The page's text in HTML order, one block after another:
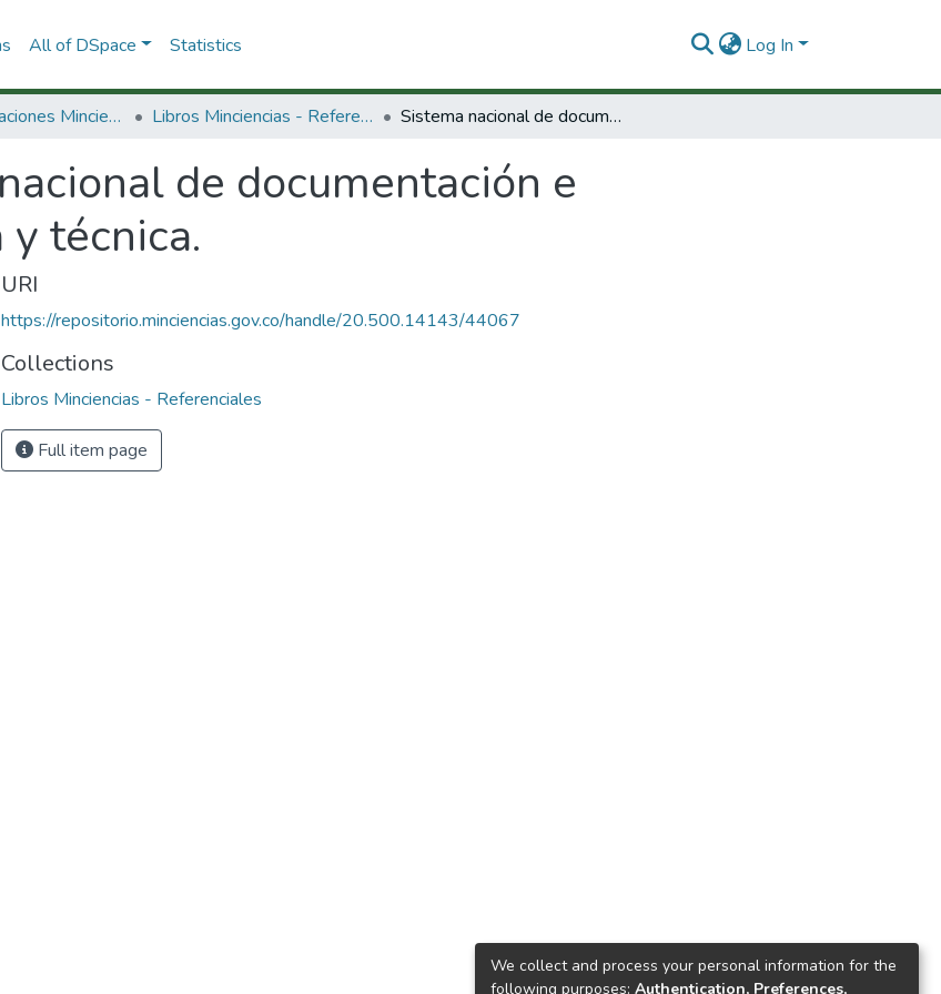
All of DSpace Statistics Log In
3.2.2. Publicaciones Minciencias Libros Minciencias - Referenciales Sistema nacional de documentación e información científica y técnica.
de documentación e
técnica.
URI
https://repositorio.minciencias.gov.co/handle/20.500.14143/44067
Collections
Libros Minciencias - Referenciales
Full item page
We collect and process your personal information for the
following purposes: Authentication, Preferences,